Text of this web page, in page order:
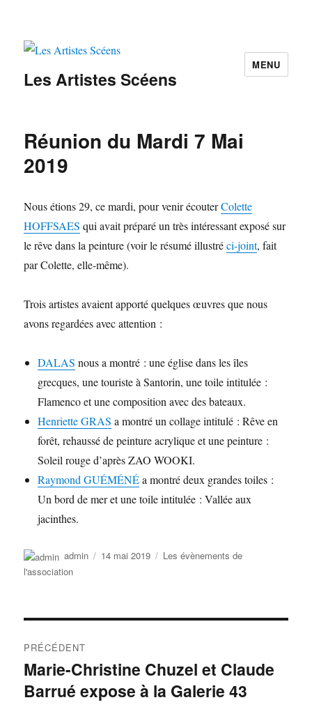
Les Artistes Scéens
MENU
Réunion du Mardi 7 Mai
2019
Nous étions 29, ce mardi, pour venir écouterColette
HOFFSAES qui avait préparé un très intéressant exposé sur
le rêve dans la peinture (voir le résumé illustréci-joint, fait
par Colette, elle-même).
Trois artistes avaient apporté quelques œuvres que nous
avons regardées avec attention :
DALAS nous a montré : une église dans les îles
grecques, une touriste à Santorin, une toile intitulée :
Flamenco et une composition avec des bateaux.
Henriette GRAS a montré un collage intitulé : Rêve en
forêt, rehaussé de peinture acrylique et une peinture :
Soleil rouge d’après ZAO WOOKI.
Raymond GUÉMÉNÉa montré deux grandes toiles :
Un bord de mer et une toile intitulée : Vallée aux
jacinthes.
Auteur
admin
Publié
14 mai 2019 Catégories
Les évènements de
l'association
de
l’article
PRÉCÉDENT
Publication
précédente :
Marie-Christine Chuzel et Claude
Barrué expose à la Galerie 43